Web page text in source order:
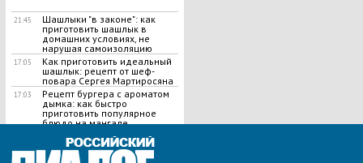
21:45
Шашлыки "в законе": как
приготовить шашлык в
домашних условиях, не
нарушая самоизоляцию
17:05
Как приготовить идеальный
шашлык​: рецепт от шеф-
повара Сергея Мартиросяна
17:03
Рецепт бургера с ароматом
дымка: как быстро
приготовить популярное
блюдо на мангале
ВСЕ НОВОСТИ »